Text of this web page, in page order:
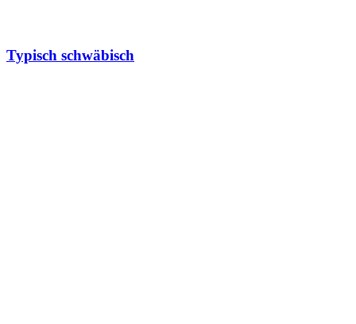
Typisch schwäbisch